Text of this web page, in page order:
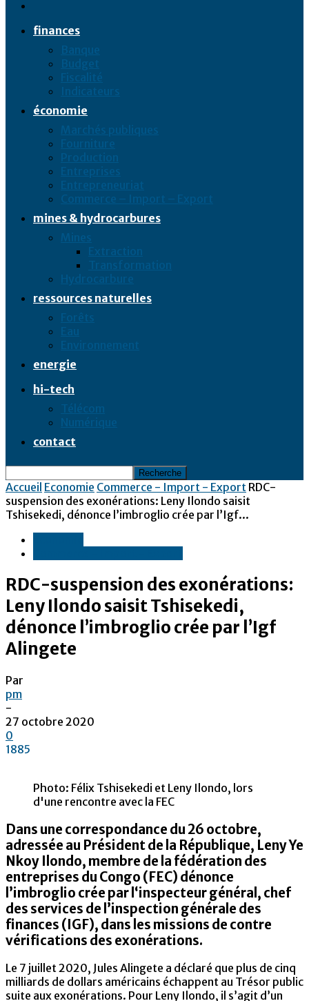
finances
Banque
Budget
Fiscalité
Indicateurs
économie
Marchés publiques
Fourniture
Production
Entreprises
Entrepreneuriat
Commerce – Import – Export
mines & hydrocarbures
Mines
Extraction
Transformation
Hydrocarbure
ressources naturelles
Forêts
Eau
Environnement
energie
hi-tech
Télécom
Numérique
contact
Accueil Economie Commerce - Import - Export RDC-
suspension des exonérations: Leny Ilondo saisit
Tshisekedi, dénonce l’imbroglio crée par l’Igf...
RDC-suspension des exonérations:
Leny Ilondo saisit Tshisekedi,
dénonce l’imbroglio crée par l’Igf
Alingete
Par
pm
-
27 octobre 2020
0
1885
Photo: Félix Tshisekedi et Leny Ilondo, lors
d'une rencontre avec la FEC
Dans une correspondance du 26 octobre,
adressée au Président de la République, Leny Ye
Nkoy Ilondo, membre de la fédération des
entreprises du Congo (FEC) dénonce
l’imbroglio crée par l‘inspecteur général, chef
des services de l’inspection générale des
finances (IGF), dans les missions de contre
vérifications des exonérations.
Le 7 juillet 2020, Jules Alingete a déclaré que plus de cinq
milliards de dollars américains échappent au Trésor public
suite aux exonérations. Pour Leny Ilondo, il s’agit d’un